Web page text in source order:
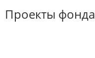
Проекты фонда